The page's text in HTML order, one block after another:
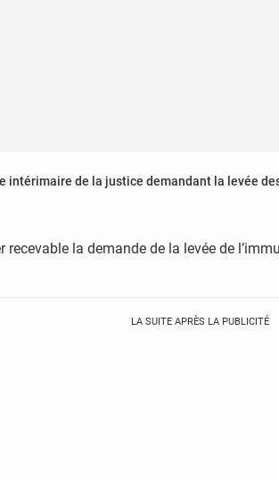
de la justice demandant la levée
la demande de la levée de
LA SUITE APRÈS LA PUBLICITÉ